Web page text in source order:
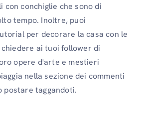
con conchiglie che sono di
tempo. Inoltre, puoi
per decorare la casa con le
chiedere ai tuoi follower di
opere d'arte e mestieri
nella sezione dei commenti
postare taggandoti.